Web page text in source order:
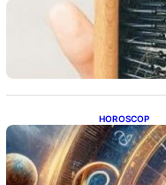
Semnele
Impactul
HOROSCOP
Portalul